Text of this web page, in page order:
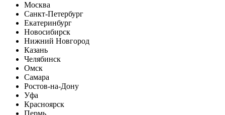
Москва
Санкт-Петербург
Екатеринбург
Новосибирск
Нижний Новгород
Казань
Челябинск
Омск
Самара
Ростов-на-Дону
Уфа
Красноярск
Пермь